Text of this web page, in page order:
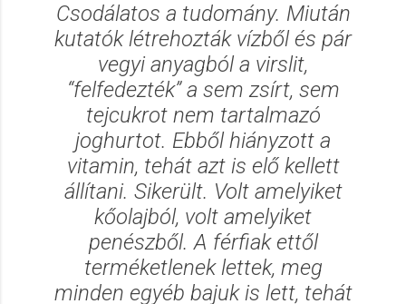
Csodálatos a tudomány. Miután
kutatók létrehozták vízből és pár
vegyi anyagból a virslit,
“felfedezték” a sem zsírt, sem
tejcukrot nem tartalmazó
joghurtot. Ebből hiányzott a
vitamin, tehát azt is elő kellett
állítani. Sikerült. Volt amelyiket
kőolajból, volt amelyiket
penészből. A férfiak ettől
terméketlenek lettek, meg
minden egyéb bajuk is lett, tehát